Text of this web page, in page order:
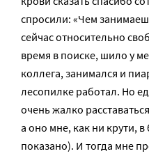
спросили: «Чем
сейчас относительно
время в поиске, шило у
коллега, занимался и
лесопилке работал. Но
очень жалко
а оно мне, как ни крути,
показано). И тогда мне